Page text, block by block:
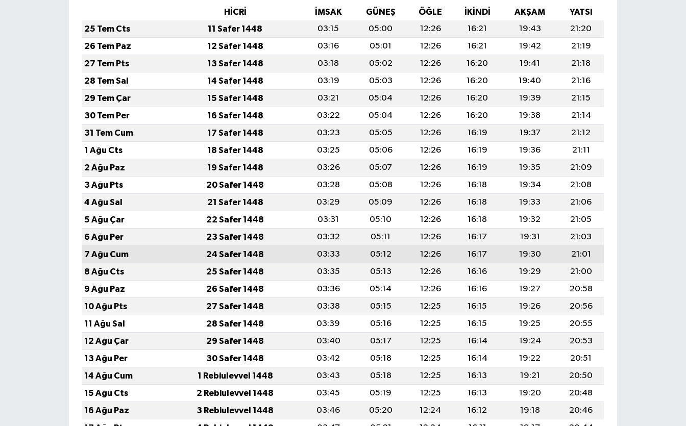
HİCRİ İMSAK GÜNEŞ ÖĞLE İKINDI AKŞAM
YATSI
25 Tem Cts
11 Safer 1448 03:15 05:00 12:26 16:21 19:43
21:20
26 Tem Paz
12 Safer 1448 03:16 05:01 12:26 16:21 19:42
21:19
27 Tem Pts
13 Safer 1448 03:18 05:02 12:26 16:20 19:41
21:18
28 Tem Sal
14 Safer 1448 03:19 05:03 12:26 16:20 19:40
21:16
29 Tem Çar
15 Safer 1448 03:21 05:04 12:26 16:20 19:39
21:15
30 Tem Per
16 Safer 1448 03:22 05:04 12:26 16:20 19:38
21:14
31 Tem Cum
17 Safer 1448 03:23 05:05 12:26 16:19 19:37
21:12
1 Ağu Cts
18 Safer 1448 03:25 05:06 12:26 16:19 19:36
21:11
2 Ağu Paz
19 Safer 1448 03:26 05:07 12:26 16:19 19:35
21:09
3 Ağu Pts
20 Safer 1448 03:28 05:08 12:26 16:18 19:34
21:08
4 Ağu Sal
21 Safer 1448 03:29 05:09 12:26 16:18 19:33
21:06
5 Ağu Çar
22 Safer 1448 03:31 05:10 12:26 16:18 19:32
21:05
6 Ağu Per
23 Safer 1448 03:32 05:11 12:26 16:17 19:31
21:03
7 Ağu Cum
24 Safer 1448 03:33 05:12 12:26 16:17 19:30
21:01
8 Ağu Cts
25 Safer 1448 03:35 05:13 12:26 16:16 19:29
21:00
9 Ağu Paz
26 Safer 1448 03:36 05:14 12:26 16:16 19:27
20:58
10 Ağu Pts
27 Safer 1448 03:38 05:15 12:25 16:15 19:26
20:56
11 Ağu Sal
28 Safer 1448 03:39 05:16 12:25 16:15 19:25
20:55
12 Ağu Çar
29 Safer 1448 03:40 05:17 12:25 16:14 19:24
20:53
13 Ağu Per
30 Safer 1448 03:42 05:18 12:25 16:14 19:22
20:51
14 Ağu Cum
1 Rebiulevvel 1448 03:43 05:18 12:25 16:13 19:21
20:50
15 Ağu Cts
2 Rebiulevvel 1448 03:45 05:19 12:25 16:13 19:20
20:48
16 Ağu Paz
3 Rebiulevvel 1448 03:46 05:20 12:24 16:12 19:18
20:46